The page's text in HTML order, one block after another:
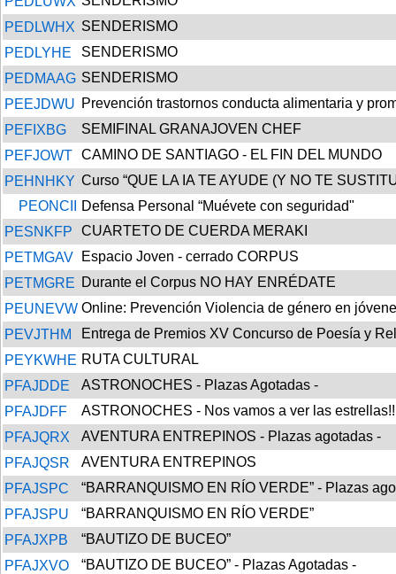
PEDLWHX SENDERISMO
PEDLYHE
SENDERISMO
PEDMAAG SENDERISMO
PEEJDWU Prevención trastornos conducta alimentaria y
PEFIXBG
SEMIFINAL GRANAJOVEN CHEF
PEFJOWT CAMINO DE SANTIAGO - EL FIN DEL MUNDO
PEHNHKY Curso “QUE LA IA TE AYUDE (Y NO TE
PEONCII
Defensa Personal “Muévete con seguridad"
PESNKFP
CUARTETO DE CUERDA MERAKI
PETMGAV
Espacio Joven - cerrado CORPUS
PETMGRE Durante el Corpus NO HAY ENRÉDATE
PEUNEVW Online: Prevención Violencia de género en
PEVJTHM
Entrega de Premios XV Concurso de Poesía y
PEYKWHE RUTA CULTURAL
PFAJDDE
ASTRONOCHES - Plazas Agotadas -
PFAJDFF
ASTRONOCHES - Nos vamos a ver las estrellas!!
PFAJQRX
AVENTURA ENTREPINOS - Plazas agotadas -
PFAJQSR
AVENTURA ENTREPINOS
PFAJSPC
“BARRANQUISMO EN RÍO VERDE” - Plazas
PFAJSPU
“BARRANQUISMO EN RÍO VERDE”
PFAJXPB
“BAUTIZO DE BUCEO”
PFAJXVO
“BAUTIZO DE BUCEO” - Plazas Agotadas -